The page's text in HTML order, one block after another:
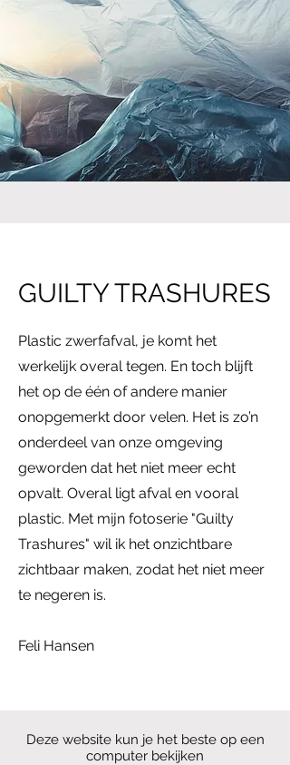
GUILTY TRASHURES
Plastic zwerfafval, je komt het
werkelijk overal tegen. En toch blijft
het op de één of andere manier
onopgemerkt door velen. Het is zo’n
onderdeel van onze omgeving
geworden dat het niet meer echt
opvalt. Overal ligt afval en vooral
plastic. Met mijn fotoserie "Guilty
Trashures" wil ik het onzichtbare
zichtbaar maken, zodat het niet meer
te negeren is.
Feli Hansen
Deze website kun je het beste op een
computer bekijken